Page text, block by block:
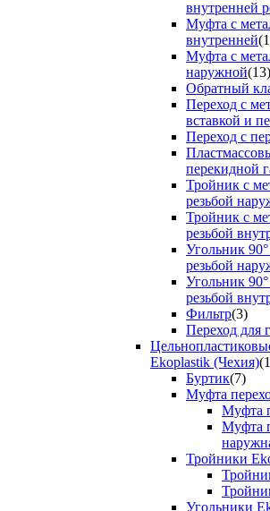
внутренней
Муфта с
внутренней
Муфта с
наружной(13)
Обратный
Переход с
вставкой и
Переход с
перекидной
Тройник с
резьбой
Тройник с
резьбой
Угольник
резьбой
Угольник
резьбой
Фильтр(3)
Переход для
Ekoplastik (Чехия)
Буртик(7)
Муфта
Муфта
Муфта
Тройники
Угольники